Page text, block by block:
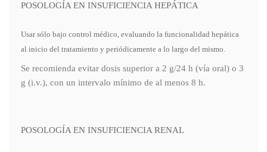
POSOLOGÍA EN INSUFICIENCIA HEPÁTICA
Usar sólo bajo control médico, evaluando la funcionalidad hepática
al inicio del tratamiento y periódicamente a lo largo del mismo.
Se recomienda evitar dosis superior a 2 g/24 h (vía oral) o 3
g (i.v.), con un intervalo mínimo de al menos 8 h.
POSOLOGÍA EN INSUFICIENCIA RENAL